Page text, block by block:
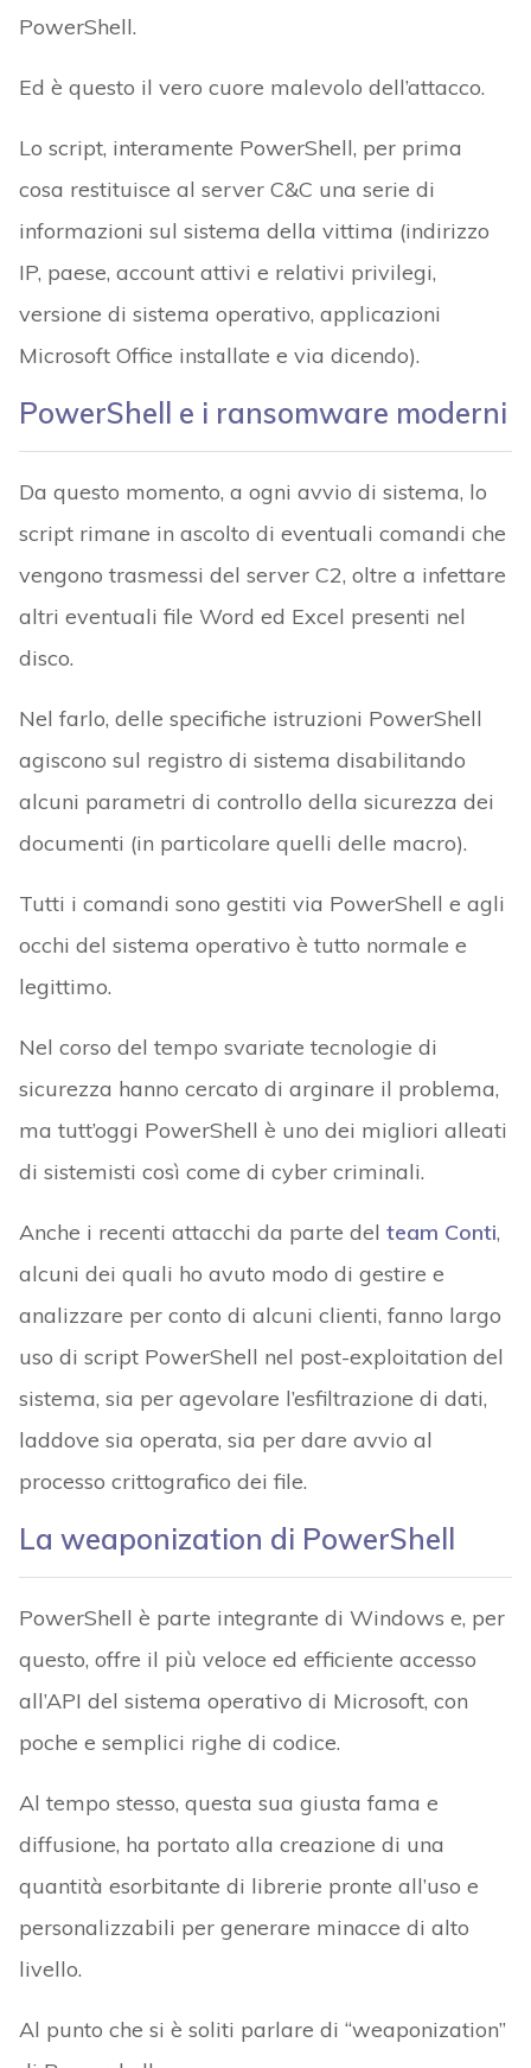
PowerShell.
Ed è questo il vero cuore malevolo dell’attacco.
Lo script, interamente PowerShell, per prima
cosa restituisce al server C&C una serie di
informazioni sul sistema della vittima (indirizzo
IP, paese, account attivi e relativi privilegi,
versione di sistema operativo, applicazioni
Microsoft Office installate e via dicendo).
PowerShell e i ransomware moderni
Da questo momento, a ogni avvio di sistema, lo
script rimane in ascolto di eventuali comandi che
vengono trasmessi del server C2, oltre a infettare
altri eventuali file Word ed Excel presenti nel
disco.
Nel farlo, delle specifiche istruzioni PowerShell
agiscono sul registro di sistema disabilitando
alcuni parametri di controllo della sicurezza dei
documenti (in particolare quelli delle macro).
Tutti i comandi sono gestiti via PowerShell e agli
occhi del sistema operativo è tutto normale e
legittimo.
Nel corso del tempo svariate tecnologie di
sicurezza hanno cercato di arginare il problema,
ma tutt’oggi PowerShell è uno dei migliori alleati
di sistemisti così come di cyber criminali.
Anche i recenti attacchi da parte del team Conti,
alcuni dei quali ho avuto modo di gestire e
analizzare per conto di alcuni clienti, fanno largo
uso di script PowerShell nel post-exploitation del
sistema, sia per agevolare l’esfiltrazione di dati,
laddove sia operata, sia per dare avvio al
processo crittografico dei file.
La weaponization di PowerShell
PowerShell è parte integrante di Windows e, per
questo, offre il più veloce ed efficiente accesso
all’API del sistema operativo di Microsoft, con
poche e semplici righe di codice.
Al tempo stesso, questa sua giusta fama e
diffusione, ha portato alla creazione di una
quantità esorbitante di librerie pronte all’uso e
personalizzabili per generare minacce di alto
livello.
Al punto che si è soliti parlare di “weaponization”